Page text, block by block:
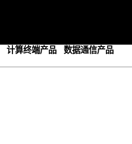
计算终端产品 数据通信产品